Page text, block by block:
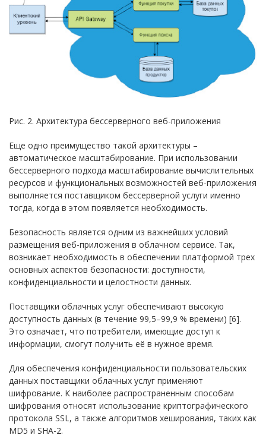
Рис. 2. Архитектура бессерверного веб-приложения
Еще одно преимущество такой архитектуры –
автоматическое масштабирование. При использовании
бессерверного подхода масштабирование вычислительных
ресурсов и функциональных возможностей веб-приложения
выполняется поставщиком бессерверной услуги именно
тогда, когда в этом появляется необходимость.
Безопасность является одним из важнейших условий
размещения веб-приложения в облачном сервисе. Так,
возникает необходимость в обеспечении платформой трех
основных аспектов безопасности: доступности,
конфиденциальности и целостности данных.
Поставщики облачных услуг обеспечивают высокую
доступность данных (в течение 99,5–99,9 % времени) [6].
Это означает, что потребители, имеющие доступ к
информации, смогут получить её в нужное время.
Для обеспечения конфиденциальности пользовательских
данных поставщики облачных услуг применяют
шифрование. К наиболее распространенным способам
шифрования относят использование криптографического
протокола SSL, а также алгоритмов хеширования, таких как
MD5 и SHA-2.